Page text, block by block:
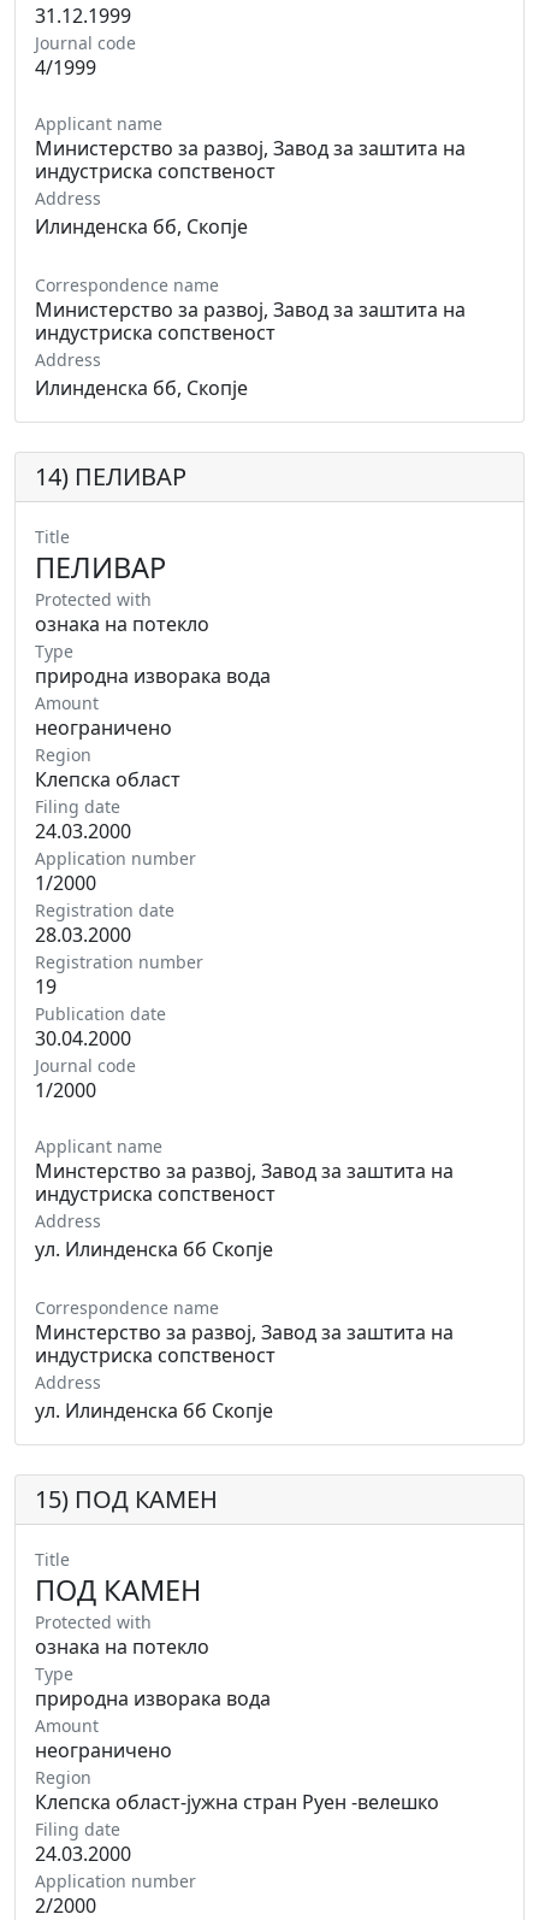
31.12.1999
Journal code
4/1999
Applicant name
Министерство за развој, Завод за заштита на
индустриска сопственост
Address
Илинденска бб, Скопје
Correspondence name
Министерство за развој, Завод за заштита на
индустриска сопственост
Address
Илинденска бб, Скопје
14) ПЕЛИВАР
Title
ПЕЛИВАР
Protected with
ознака на потекло
Type
природна изворака вода
Amount
неограничено
Region
Клепска област
Filing date
24.03.2000
Application number
1/2000
Registration date
28.03.2000
Registration number
19
Publication date
30.04.2000
Journal code
1/2000
Applicant name
Минстерство за развој, Завод за заштита на
индустриска сопственост
Address
ул. Илинденска бб Скопје
Correspondence name
Минстерство за развој, Завод за заштита на
индустриска сопственост
Address
ул. Илинденска бб Скопје
15) ПОД КАМЕН
Title
ПОД КАМЕН
Protected with
ознака на потекло
Type
природна изворака вода
Amount
неограничено
Region
Клепска област-јужна стран Руен -велешко
Filing date
24.03.2000
Application number
2/2000